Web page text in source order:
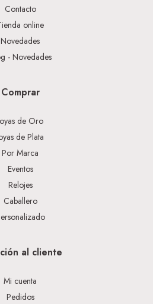
Contacto
online
Novedades
- Novedades
Comprar
de Oro
de Plata
Por Marca
Eventos
Relojes
Caballero
al cliente
Mi cuenta
Pedidos